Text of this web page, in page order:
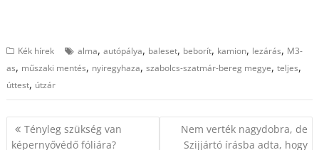
Kék hírek alma,autópálya, baleset, beborít, kamion, lezárás, M3-
as, műszaki mentés, nyiregyhaza,szabolcs-szatmár-bereg megye,teljes,
úttest, útzár
Bejegyzés
navigáció
Tényleg szükség van
képernyővédő fóliára?
Nem verték nagydobra, de
Szijjártó írásba adta, hogy